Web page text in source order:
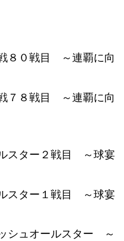
８０戦目 ～連覇に向
７８戦目 ～連覇に向
スター２戦目 ～球宴
スター１戦目 ～球宴
シュオールスター ～